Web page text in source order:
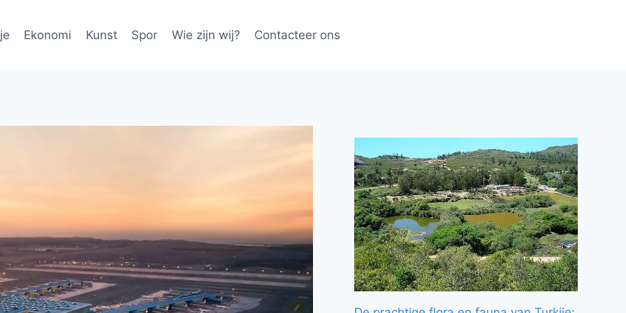
Ekonomi Kunst Spor Wie zijn wij? Contacteer ons